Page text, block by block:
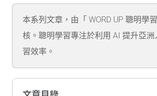
本系列文章，由「 WORD UP 聰明學
核。聰明學習專注於利用 AI 提升亞
習效率。
文章目錄